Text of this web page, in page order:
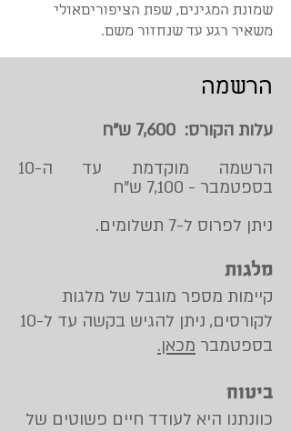
שמונת המגינים, שפת הציפוריםאולי
משאיר רגע עד שנחזור משם.
הרשמה
עלות הקורס: 7,600 ש"ח
הרשמה מוקדמת עד ה-10
בספטמבר - 7,100 ש"ח
ניתן לפרוס ל-7 תשלומים.
מלגות
קיימות מספר מוגבל של מלגות
לקורסים, ניתן להגיש בקשה עד ל-10
בספטמבר מכאן.
ביטוח
כוונתנו היא לעודד חיים פשוטים של